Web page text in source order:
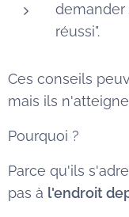
demander
réussi".
Ces conseils
mais ils
Pourquoi ?
Parce qu'ils
pas à l'endroit